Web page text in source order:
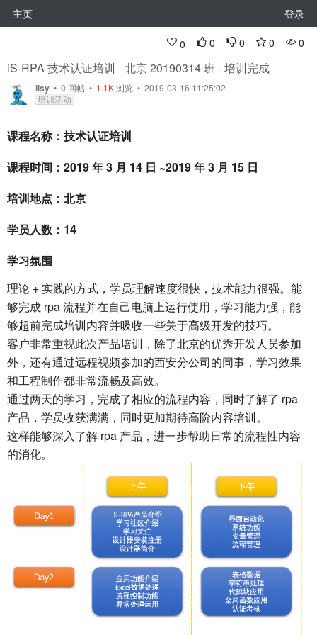
主页 登录
0 0 0 0 0
iS-RPA 技术认证培训 - 北京 20190314 班 - 培训完成
lisy • 0 回帖 • 1.1K浏览 • 2019-03-16 11:25:02
培训活动
课程名称：技术认证培训
课程时间：2019 年 3 月 14 日 ~2019 年 3 月 15 日
培训地点：北京
学员人数：14
学习氛围
理论 + 实践的方式，学员理解速度很快，技术能力很强。能
够完成 rpa 流程并在自己电脑上运行使用，学习能力强，能
够超前完成培训内容并吸收一些关于高级开发的技巧。
客户非常重视此次产品培训，除了北京的优秀开发人员参加
外，还有通过远程视频参加的西安分公司的同事，学习效果
和工程制作都非常流畅及高效。
通过两天的学习，完成了相应的流程内容，同时了解了 rpa
产品，学员收获满满，同时更加期待高阶内容培训。
这样能够深入了解 rpa 产品，进一步帮助日常的流程性内容
的消化。